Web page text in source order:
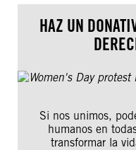
HAZ UN
Si nos unimos,
humanos en
transformar la